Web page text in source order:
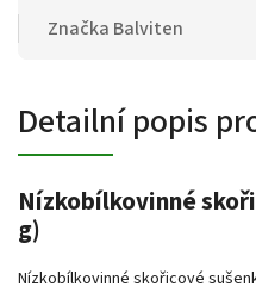
Značka Balviten
Detailní popis
Nízkobílkovinné
g)
Nízkobílkovinné skořicové